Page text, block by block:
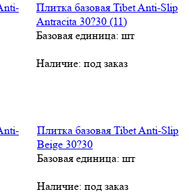
Плитка базовая Tibet Anti-Slip
Antracita 30?30 (11)
Базовая единица: шт
Наличие: под заказ
Плитка базовая Tibet Anti-Slip
Beige 30?30
Базовая единица: шт
Наличие: под заказ